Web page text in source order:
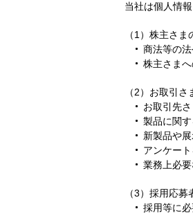
当社は個人情
（1）株主さま
商法等の
株主さま
（2）お取引
お取引先
製品に関
新製品や
アンケー
業務上必
（3）採用応
採用等に